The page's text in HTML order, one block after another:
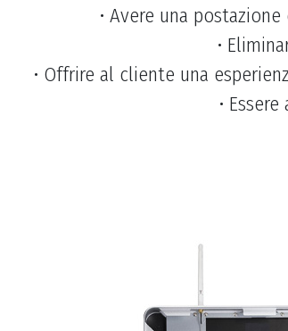
• Avere una
•
• Offrire al cliente una
•